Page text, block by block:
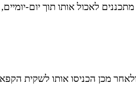
לאכול אותו תוך יום-
מכן הכניסו אותו לשקית